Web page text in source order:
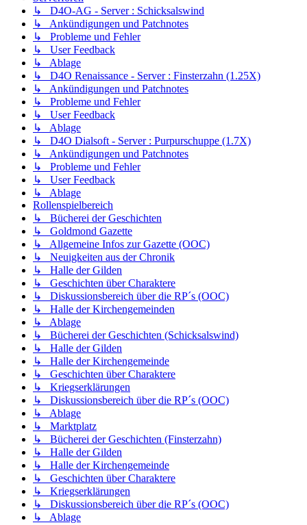
↳ D4O-AG - Server : Schicksalswind
↳ Ankündigungen und Patchnotes
↳ Probleme und Fehler
↳ User Feedback
↳ Ablage
↳ D4O Renaissance - Server : Finsterzahn (1.25X)
↳ Ankündigungen und Patchnotes
↳ Probleme und Fehler
↳ User Feedback
↳ Ablage
↳ D4O Dialsoft - Server : Purpurschuppe (1.7X)
↳ Ankündigungen und Patchnotes
↳ Probleme und Fehler
↳ User Feedback
↳ Ablage
Rollenspielbereich
↳ Bücherei der Geschichten
↳ Goldmond Gazette
↳ Allgemeine Infos zur Gazette (OOC)
↳ Neuigkeiten aus der Chronik
↳ Halle der Gilden
↳ Geschichten über Charaktere
↳ Diskussionsbereich über die RP´s (OOC)
↳ Halle der Kirchengemeinden
↳ Ablage
↳ Bücherei der Geschichten (Schicksalswind)
↳ Halle der Gilden
↳ Halle der Kirchengemeinde
↳ Geschichten über Charaktere
↳ Kriegserklärungen
↳ Diskussionsbereich über die RP´s (OOC)
↳ Ablage
↳ Marktplatz
↳ Bücherei der Geschichten (Finsterzahn)
↳ Halle der Gilden
↳ Halle der Kirchengemeinde
↳ Geschichten über Charaktere
↳ Kriegserklärungen
↳ Diskussionsbereich über die RP´s (OOC)
↳ Ablage